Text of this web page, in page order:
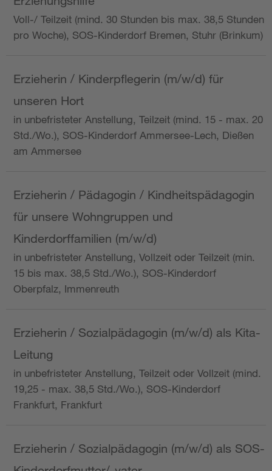
Voll-/ Teilzeit (mind. 30 Stunden bis max. 38,5 Stunden
pro Woche), SOS-Kinderdorf Bremen, Stuhr (Brinkum)
Erzieherin / Kinderpflegerin (m/w/d) für
unseren Hort
in unbefristeter Anstellung, Teilzeit (mind. 15 - max. 20
Std./Wo.), SOS-Kinderdorf Ammersee-Lech, Dießen
am Ammersee
Erzieherin / Pädagogin / Kindheitspädagogin
für unsere Wohngruppen und
Kinderdorffamilien (m/w/d)
in unbefristeter Anstellung, Vollzeit oder Teilzeit (min.
15 bis max. 38,5 Std./Wo.), SOS-Kinderdorf
Oberpfalz, Immenreuth
Erzieherin / Sozialpädagogin (m/w/d) als Kita-
Leitung
in unbefristeter Anstellung, Teilzeit oder Vollzeit (mind.
19,25 - max. 38,5 Std./Wo.), SOS-Kinderdorf
Frankfurt, Frankfurt
Erzieherin / Sozialpädagogin (m/w/d) als SOS-